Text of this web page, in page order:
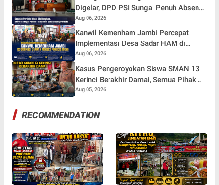
Digelar, DPD PSI Sungai Penuh Absen
Tanpa Keterangan
Aug 06, 2026
Kanwil Kemenham Jambi Percepat
Implementasi Desa Sadar HAM di
Pondok Agung
Aug 06, 2026
Kasus Pengeroyokan Siswa SMAN 13
Kerinci Berakhir Damai, Semua Pihak
Sepakat Berdamai dan Perkuat
Aug 05, 2026
RECOMMENDATION